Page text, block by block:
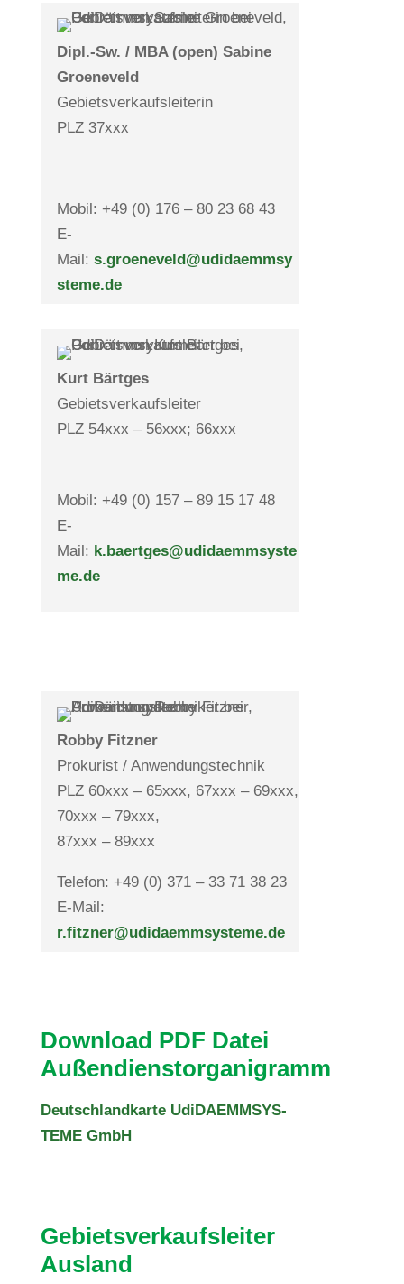
Dipl.-Sw. / MBA (open) Sabine
Groen­eveld
Gebiets­ver­kaufs­lei­terin
PLZ 37xxx
Mobil: +49 (0) 176 – 80 23 68 43
E-
Mail: s.groeneveld@udidaemmsy
steme.de
Kurt Bärtges
Gebiets­ver­kaufs­leiter
PLZ 54xxx – 56xxx; 66xxx
Mobil: +49 (0) 157 – 89 15 17 48
E-
Mail: k.baertges@udidaemmsyste
me.de
Robby Fitzner
Pro­ku­rist / Anwen­dungs­technik
PLZ 60xxx – 65xxx, 67xxx – 69xxx,
70xxx – 79xxx,
87xxx – 89xxx
Telefon: +49 (0) 371 – 33 71 38 23
E-Mail:
r.fitzner@udidaemmsysteme.de
Down­load PDF Datei
Außendienstorganigramm
Deutsch­land­karte Udi­DAEMM­SYS­
TEME GmbH
Gebiets­ver­kaufs­leiter
Ausland